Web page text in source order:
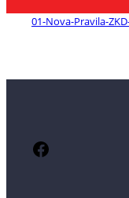
01-Nova-Pravila-
Facebook